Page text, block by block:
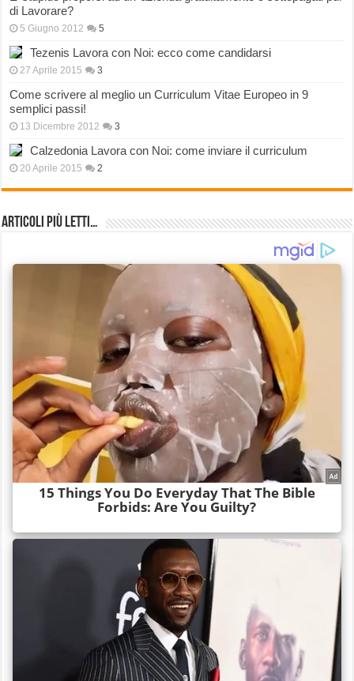
di Lavorare?
5 Giugno 2012 5
Tezenis Lavora con Noi: ecco come candidarsi
27 Aprile 2015 3
Come scrivere al meglio un Curriculum Vitae Europeo in 9
semplici passi!
13 Dicembre 2012 3
Calzedonia Lavora con Noi: come inviare il curriculum
20 Aprile 2015 2
Articoli più Letti…